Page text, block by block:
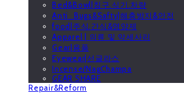
Bed&Bowl|침구.식기.차량
Anti_Bugs&Safty|해충방지&안전
food|주식.간식&영양제
Apparel | 의류 및 악세사리
Gear|용품
Eyewear|선글라스
Incense/NagChampa
GEAR SHARE
Repair&Reform